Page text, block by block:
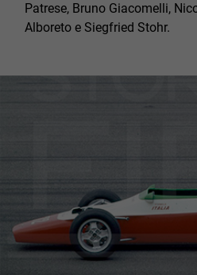
Patrese, Bruno Giacomelli,
Alboreto e Siegfried Stohr.